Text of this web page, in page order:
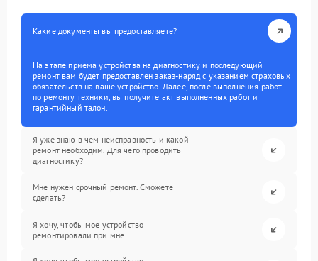
Какие документы вы предоставляете?
На этапе приема устройства на диагностику и последующий
ремонт вам будет предоставлен заказ-наряд с указанием страховых
обязательств на ваше устройство. Далее, после выполнения работ
по ремонту техники, вы получите акт выполненных работ и
гарантийный талон.
Я уже знаю в чем неисправность и какой
ремонт необходим. Для чего проводить
диагностику?
Мне нужен срочный ремонт. Сможете
сделать?
Я хочу, чтобы мое устройство
ремонтировали при мне.